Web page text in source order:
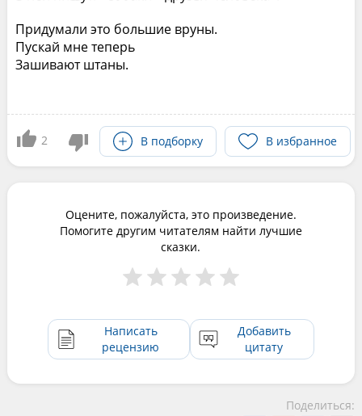
Придумали это большие вруны.
Пускай мне теперь
Зашивают штаны.
2 В подборку В избранное
Оцените, пожалуйста, это произведение.
Помогите другим читателям найти лучшие
сказки.
Написать
рецензию
Добавить
цитату
Поделиться: